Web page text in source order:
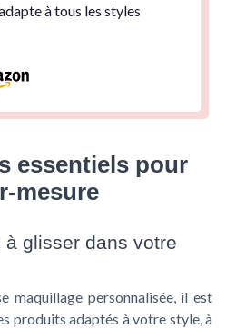
à tous les styles
essentiels pour
mesure
glisser dans votre
maquillage personnalisée, il est
produits adaptés à votre style, à